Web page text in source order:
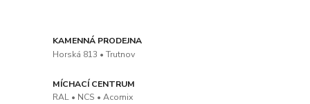
KAMENNÁ PRODEJNA
Horská 813 • Trutnov
MÍCHACÍ CENTRUM
RAL • NCS • Acomix